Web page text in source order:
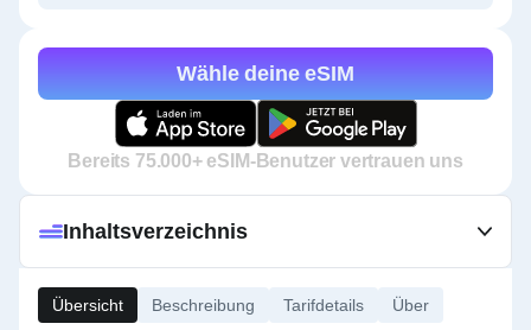
Wähle deine eSIM
Bereits 75.000+ eSIM-Benutzer vertrauen uns
Übersicht Beschreibung Tarifdetails Über
Inhaltsverzeichnis